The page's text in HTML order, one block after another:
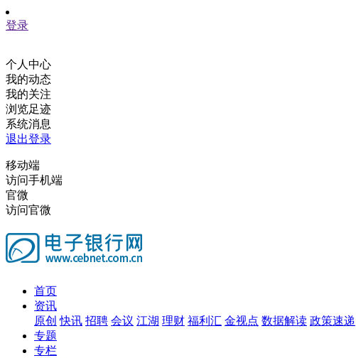
登录
个人中心
我的动态
我的关注
浏览足迹
系统消息
退出登录
移动端
访问手机端
官微
访问官微
首页
资讯
原创 快讯 招聘 会议 江湖 理财 福利汇 金视点 数据解读 政策速递
专题
专栏